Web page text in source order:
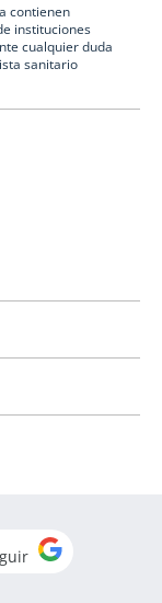
contienen
instituciones
cualquier duda
sanitario